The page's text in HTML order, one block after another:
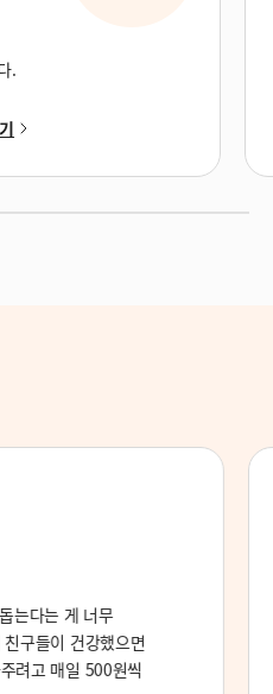
.
데, 3살 아들을 새로이
으로 이 아이가 어떻게
도하겠습니다!